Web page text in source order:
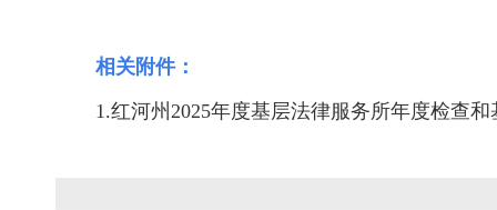
相关附件：
1.红河州2025年度基层法律服务所年度检查